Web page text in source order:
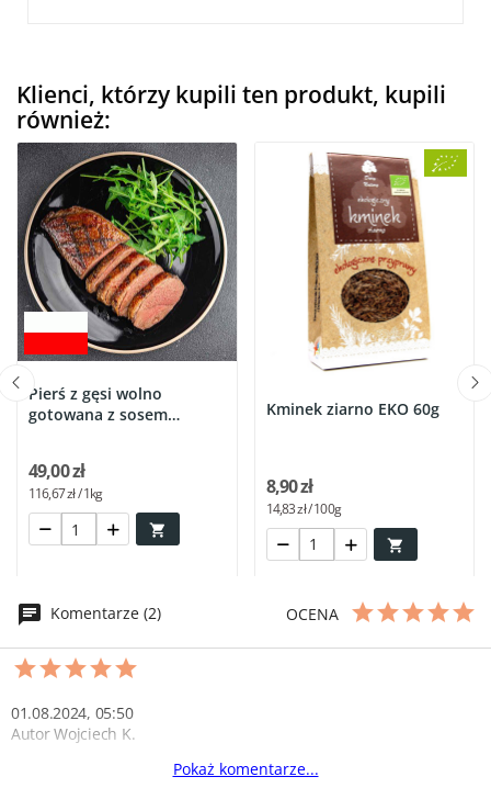
Klienci, którzy kupili ten produkt, kupili
również:
Pierś z gęsi wolno
gotowana z sosem

49,00 zł
116,67 zł / 1kg
Kminek ziarno EKO 60g

8,90 zł
14,83 zł / 100g
Komentarze (2) OCENA
01.08.2024, 05:50
Autor Wojciech K.
Pokaż komentarze...